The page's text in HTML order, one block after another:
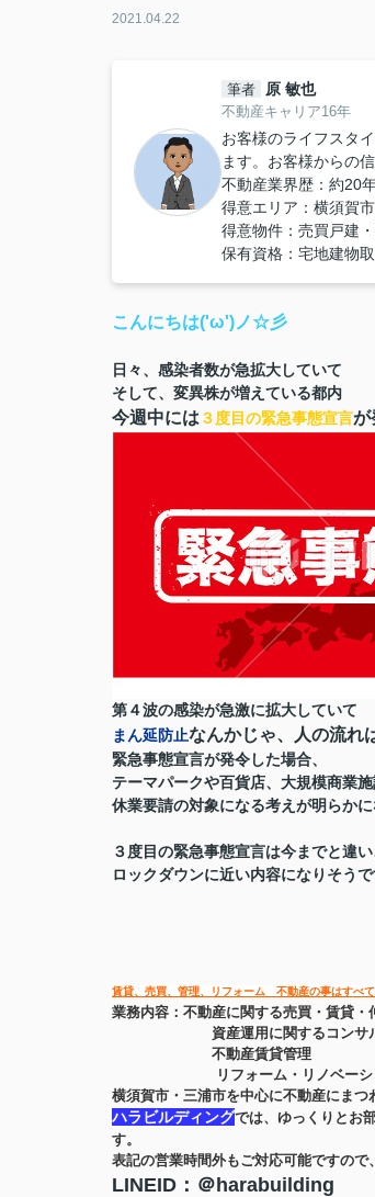
2021.04.22
筆者 原 敏也
不動産キャリア16年
お客様のライフスタ
ます。お客様からの
不動産業界歴：約20
得意エリア：横須賀市
得意物件：売買戸建
保有資格：宅地建物
こんにちは('ω')ノ☆彡
日々、感染者数が急拡大していて
そして、変異株が増えている都内
今週中には ３度目の緊急事態宣言が
第４波の感染が急激に拡大していて
まん延防止なんかじゃ、人の流れ
緊急事態宣言が発令した場合、
テーマパークや百貨店、大規模商業
休業要請の対象になる考えが明らかに
３度目の緊急事態宣言は今までと違い
ロックダウンに近い内容になりそうで
賃貸、 売買、管理、リフォーム 不動産の事はすべ
業務内容：不動産に関する売買・賃貸・
資産運用に関するコンサル
不動産賃貸管理
リフォーム・リノベーシ
横須賀市・三浦市を中心に不動産にま
ハラビルディングでは、ゆっくりとお
す。
表記の営業時間外もご対応可能ですので
LINEID：＠harabuilding